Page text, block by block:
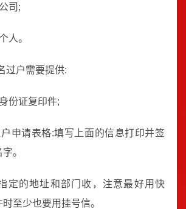
司;
人。
过户需要提供:
份证复印件;
申请表格:填写上面的信息打印并签
。
定的地址和部门收，注意最好用快
至少也要用挂号信。